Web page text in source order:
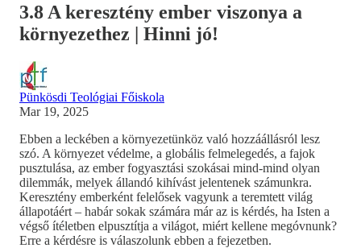
3.8 A keresztény ember viszonya a
környezethez | Hinni jó!
Pünkösdi Teológiai Főiskola
Mar 19, 2025
Ebben a leckében a környezetünköz való hozzáállásról lesz
szó. A környezet védelme, a globális felmelegedés, a fajok
pusztulása, az ember fogyasztási szokásai mind-mind olyan
dilemmák, melyek állandó kihívást jelentenek számunkra.
Keresztény emberként felelősek vagyunk a teremtett világ
állapotáért – habár sokak számára már az is kérdés, ha Isten a
végső ítéletben elpusztítja a világot, miért kellene megóvnunk?
Erre a kérdésre is válaszolunk ebben a fejezetben.